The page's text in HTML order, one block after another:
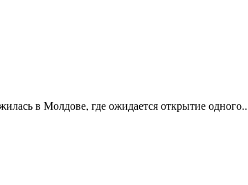
в Молдове, где ожидается открытие